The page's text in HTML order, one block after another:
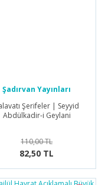
Şadırvan Yayınları
Şerifeler | Seyyid
Abdülkadir-i Geylani
110,00 TL
82,50 TL